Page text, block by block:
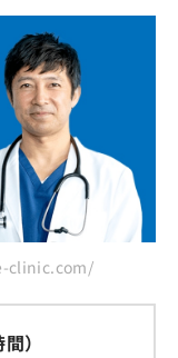
clinic.com/
）